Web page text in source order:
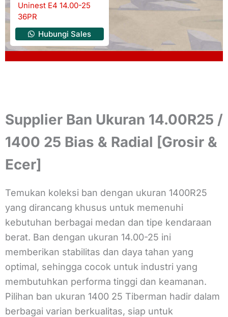
Uninest E4 14.00-25
36PR
Hubungi Sales
Supplier Ban Ukuran 14.00R25 /
1400 25 Bias & Radial [Grosir &
Ecer]
Temukan koleksi ban dengan ukuran 1400R25
yang dirancang khusus untuk memenuhi
kebutuhan berbagai medan dan tipe kendaraan
berat. Ban dengan ukuran 14.00-25 ini
memberikan stabilitas dan daya tahan yang
optimal, sehingga cocok untuk industri yang
membutuhkan performa tinggi dan keamanan.
Pilihan ban ukuran 1400 25 Tiberman hadir dalam
berbagai varian berkualitas, siap untuk